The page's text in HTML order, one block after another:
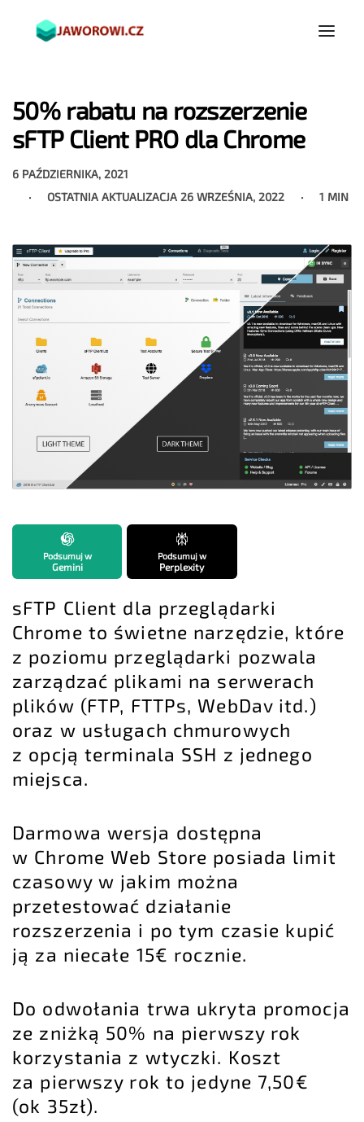
50% rabatu na rozszerzenie
sFTP Client PRO dla Chrome
6 PAŹDZIERNIKA, 2021
OSTATNIA AKTUALIZACJA 26 WRZEŚNIA, 2022 1 MIN
Podsumuj w
Gemini
Podsumuj w
Perplexity
sFTP Client dla przeglądarki
Chrome to świetne narzędzie, które
z poziomu przeglądarki pozwala
zarządzać plikami na serwerach
plików (FTP, FTTPs, WebDav itd.)
oraz w usługach chmurowych
z opcją terminala SSH z jednego
miejsca.
Darmowa wersja dostępna
w Chrome Web Store posiada limit
czasowy w jakim można
przetestować działanie
rozszerzenia i po tym czasie kupić
ją za niecałe 15€ rocznie.
Do odwołania trwa ukryta promocja
ze zniżką 50% na pierwszy rok
korzystania z wtyczki. Koszt
za pierwszy rok to jedyne 7,50€
(ok 35zł).